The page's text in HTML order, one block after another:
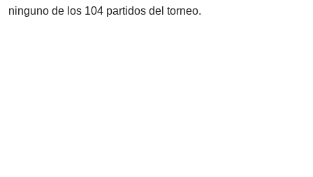
ninguno de los 104 partidos del torneo.